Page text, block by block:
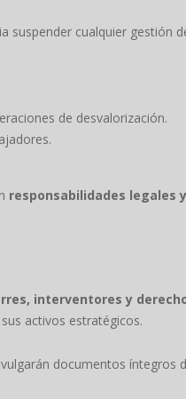
suspender cualquier gestión
de desvalorización.
responsabilidades legales y
interventores y
activos estratégicos.
documentos íntegros